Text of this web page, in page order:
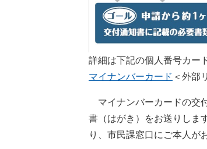
詳細は下記の個人番号カー
マイナンバーカード ＜外部
マイナンバーカードの交
書（はがき）をお送りしま
り、市民課窓口にご本人が